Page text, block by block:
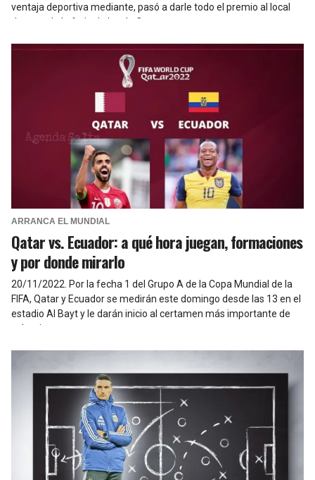
ventaja deportiva mediante, pasó a darle todo el premio al local
desatando la furia de los de Caseros.
ARRANCA EL MUNDIAL
Qatar vs. Ecuador: a qué hora juegan, formaciones
y por donde mirarlo
20/11/2022 Por la fecha 1 del Grupo A de la Copa Mundial de la
FIFA, Qatar y Ecuador se medirán este domingo desde las 13 en el
estadio Al Bayt y le darán inicio al certamen más importante de
selecciones.